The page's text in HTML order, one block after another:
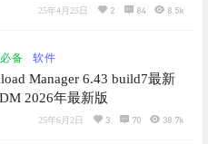
25年4月25日 2 84 8.5k
备 软件
Manager 6.43 build7最新
2026年最新版
25年6月2日 3 70 38.7k